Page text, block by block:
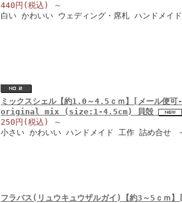
440円(税込)
～
白い かわいい ウェディング・席札 ハンドメイ
ミックスシェル【約1.0～4.5ｃｍ】[メール便
original mix (size:1-4.5cm) 貝殻
250円(税込)
～
小さい かわいい ハンドメイド 工作 詰め合せ
フラバス(リュウキュウザルガイ)【約3～5ｃｍ